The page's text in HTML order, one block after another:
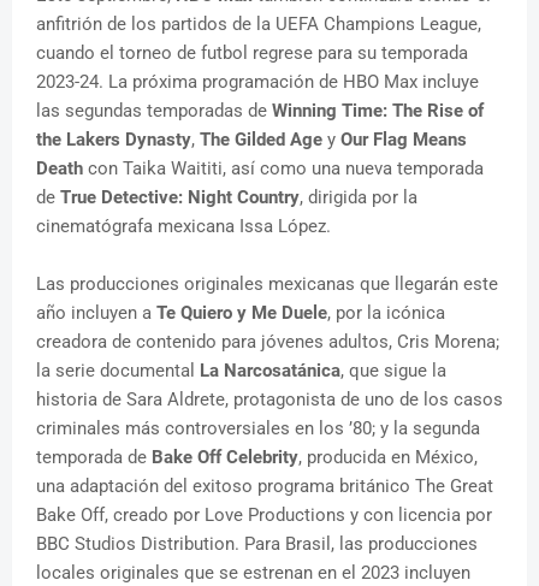
anfitrión de los partidos de la UEFA Champions League,
cuando el torneo de futbol regrese para su temporada
2023-24. La próxima programación de HBO Max incluye
las segundas temporadas de Winning Time: The Rise of
the Lakers Dynasty, The Gilded Age y Our Flag Means
Death con Taika Waititi, así como una nueva temporada
de True Detective: Night Country, dirigida por la
cinematógrafa mexicana Issa López.
Las producciones originales mexicanas que llegarán este
año incluyen a Te Quiero y Me Duele, por la icónica
creadora de contenido para jóvenes adultos, Cris Morena;
la serie documental La Narcosatánica, que sigue la
historia de Sara Aldrete, protagonista de uno de los casos
criminales más controversiales en los ’80; y la segunda
temporada de Bake Off Celebrity, producida en México,
una adaptación del exitoso programa británico The Great
Bake Off, creado por Love Productions y con licencia por
BBC Studios Distribution. Para Brasil, las producciones
locales originales que se estrenan en el 2023 incluyen